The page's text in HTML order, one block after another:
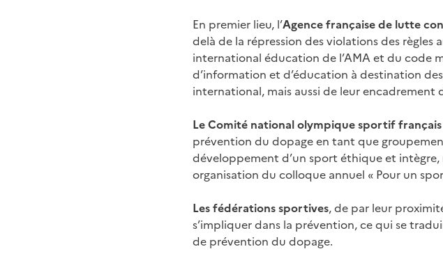
En premier lieu, l’Agencefrançaise de lutte
delà de la répression des violations des
international éducation de l’AMA et du code
d’information et d’éducation à destination
international, mais aussi de leur encadrement
Le Comité national olympique sportif français
prévention du dopage en tant que
développement d’un sport éthique et
organisation du colloque annuel « Pour un
Les fédérations sportives, de par leur
s’impliquer dans la prévention, ce qui se
de prévention du dopage.